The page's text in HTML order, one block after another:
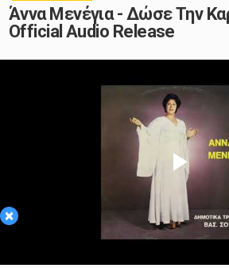
Άννα Μενέγια - Δώσε Την
Official Audio Release
×
Play